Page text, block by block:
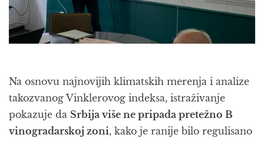
Na osnovu najnovijih klimatskih merenja i analize
takozvanog Vinklerovog indeksa, istraživanje
pokazuje da Srbija više ne pripada pretežno B
vinogradarskoj zoni, kako je ranije bilo regulisano